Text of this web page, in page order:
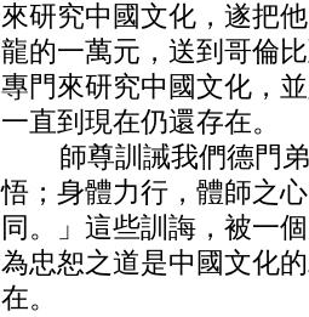
來研究中國文化，遂把
龍的一萬元，送到哥倫
專門來研究中國文化，
一直到現在仍還存在。
師尊訓誡我們德門弟
悟；身體力行，體師之
同。」這些訓誨，被一
為忠恕之道是中國文化
在。